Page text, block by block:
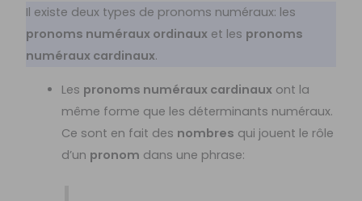
Il existe deux types de pronoms numéraux: les
pronoms numéraux ordinaux et les pronoms
numéraux cardinaux.
Les pronoms numéraux cardinaux ont la
même forme que les déterminants numéraux.
Ce sont en fait des nombres qui jouent le rôle
d’un pronom dans une phrase: